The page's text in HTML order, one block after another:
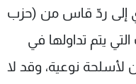
إلى ردّ قاس من (حزب
يتم تداولها في
نوعية، وقد لا